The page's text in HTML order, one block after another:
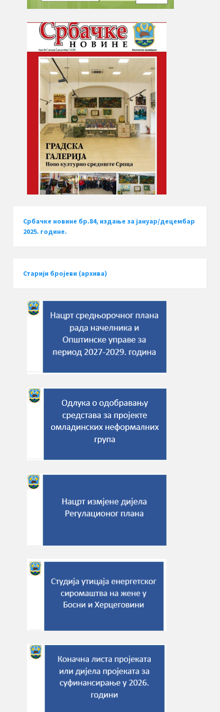
Србачке новине бр.84, издање за јануар/децембар
2025. године.
Старији бројеви (архива)